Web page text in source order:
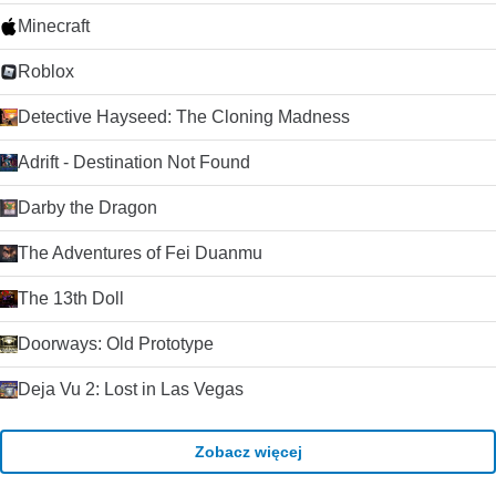
przeglądarkach .
Minecraft
Roblox
Detective Hayseed: The Cloning Madness
Adrift - Destination Not Found
Darby the Dragon
The Adventures of Fei Duanmu
The 13th Doll
Doorways: Old Prototype
Deja Vu 2: Lost in Las Vegas
Zobacz więcej